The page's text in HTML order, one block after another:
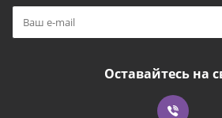
Оставайтесь на